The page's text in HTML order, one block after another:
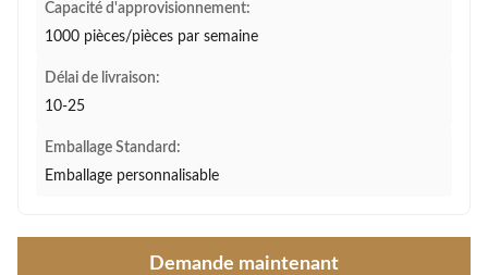
Capacité d'approvisionnement:
1000 pièces/pièces par semaine
Délai de livraison:
10-25
Emballage Standard:
Emballage personnalisable
Demande maintenant